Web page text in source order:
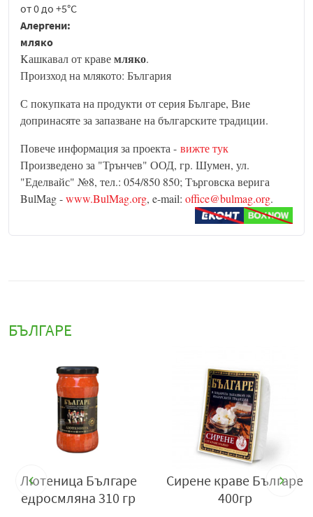
от 0 до +5°C
Алергени:
мляко
Kашкавал от кравемляко.
Произход на млякото: България
С покупката на продукти от серия Българе, Вие
допринасяте за запазване на българските традиции.
Повече информация за проекта - вижте тук
Произведено за "Трънчев" ООД, гр. Шумен, ул.
"Еделвайс" №8, тел.: 054/850 850; Търговска верига
BulMag -www.BulMag.org, e-mail: office@bulmag.org.
БЪЛГАРЕ
Лютеница Българе
едросмляна 310 гр
Сирене краве Българе
400гр